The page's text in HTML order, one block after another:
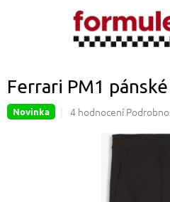
Ferrari PM1
Novinka
Průměrné
produktu
4 hodnocení